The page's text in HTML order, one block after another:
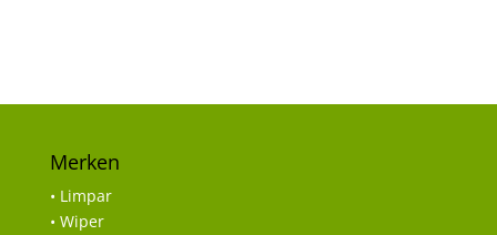
Merken
• Limpar
• Wiper